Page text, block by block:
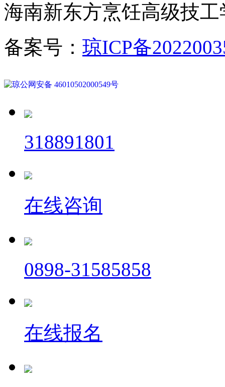
海南新东方烹饪高级技
备案号： 琼ICP备
琼公网安备 46010502000549号
318891801
在线咨询
0898-31585858
在线报名